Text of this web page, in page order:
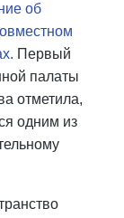
об
Первый
палаты
отметила,
одним из